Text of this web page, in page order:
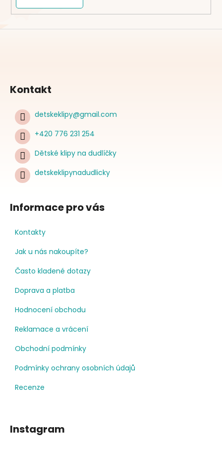
Kontakt
detskeklipy@gmail.com
+420 776 231 254
Dětské klipy na dudlíčky
detskeklipynadudlicky
Informace pro vás
Kontakty
Jak u nás nakoupíte?
Často kladené dotazy
Doprava a platba
Hodnocení obchodu
Reklamace a vrácení
Obchodní podmínky
Podmínky ochrany osobních údajů
Recenze
Instagram